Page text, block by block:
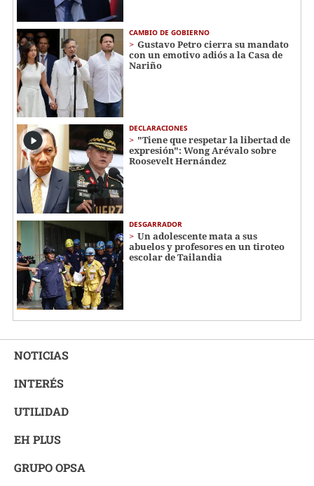
CAMBIO DE GOBIERNO
Gustavo Petro cierra su mandato
con un emotivo adiós a la Casa de
Nariño
DECLARACIONES
"Tiene que respetar la libertad de
expresión": Wong Arévalo sobre
Roosevelt Hernández
DESGARRADOR
Un adolescente mata a sus
abuelos y profesores en un tiroteo
escolar de Tailandia
NOTICIAS
INTERÉS
UTILIDAD
EH PLUS
GRUPO OPSA